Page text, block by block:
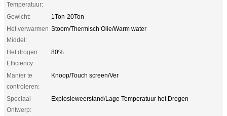
Temperatuur:
Gewicht:
1Ton-20Ton
Het verwarmen
Middel:
Stoom/Thermisch Olie/Warm water
Het drogen
Efficiency:
80%
Manier te
controleren:
Knoop/Touch screen/Ver
Speciaal
Ontwerp:
Explosieweerstand/Lage Temperatuur het Drogen